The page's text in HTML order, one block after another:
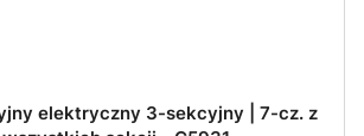
elektryczny 3-sekcyjny | 7-cz. z